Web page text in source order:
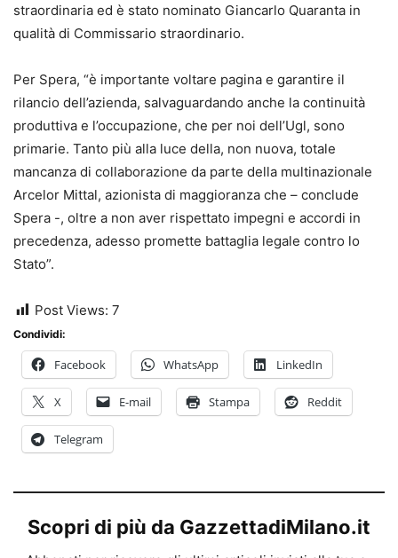
straordinaria ed è stato nominato Giancarlo Quaranta in
qualità di Commissario straordinario.
Per Spera, “è importante voltare pagina e garantire il
rilancio dell’azienda, salvaguardando anche la continuità
produttiva e l’occupazione, che per noi dell’Ugl, sono
primarie. Tanto più alla luce della, non nuova, totale
mancanza di collaborazione da parte della multinazionale
Arcelor Mittal, azionista di maggioranza che – conclude
Spera -, oltre a non aver rispettato impegni e accordi in
precedenza, adesso promette battaglia legale contro lo
Stato”.
Post Views: 7
Condividi:
Facebook WhatsApp LinkedIn
X E-mail Stampa Reddit
Telegram
Scopri di più da GazzettadiMilano.it